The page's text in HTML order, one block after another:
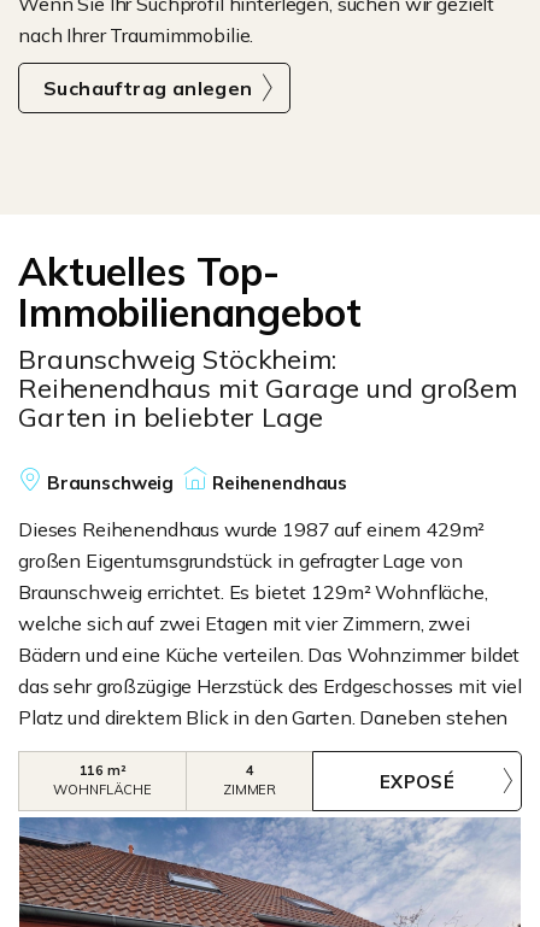
nach Ihrer Traumimmobilie.
Suchauftrag anlegen
Aktuelles Top-
Immobilienangebot
Braunschweig Stöckheim:
Reihenendhaus mit Garage und großem
Garten in beliebter Lage
Braunschweig Reihenendhaus
Dieses Reihenendhaus wurde 1987 auf einem 429m²
großen Eigentumsgrundstück in gefragter Lage von
Braunschweig errichtet. Es bietet 129m² Wohnfläche,
welche sich auf zwei Etagen mit vier Zimmern, zwei
Bädern und eine Küche verteilen. Das Wohnzimmer bildet
das sehr großzügige Herzstück des Erdgeschosses mit viel
Platz und direktem Blick in den Garten. Daneben stehen
Ihnen ein Bad, die Küche und ein Abstellraum in dieser
Etage zur Verfügung. Das Dachgeschoss umfasst drei
Zimmer und ein Bad, welches nahezu dem
Rohbauzustand entspricht. Aus dem Flur erreichen Sie
den Spitzboden, welcher zusätzlichen Stauraum
bietet.Die Immobilie bietet dank des relativ jungen
116 m²
WOHNFLÄCHE
4
ZIMMER